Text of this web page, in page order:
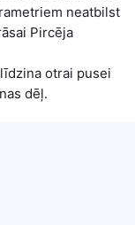
neatbilst
Pircēja
otrai pusei
dēļ.